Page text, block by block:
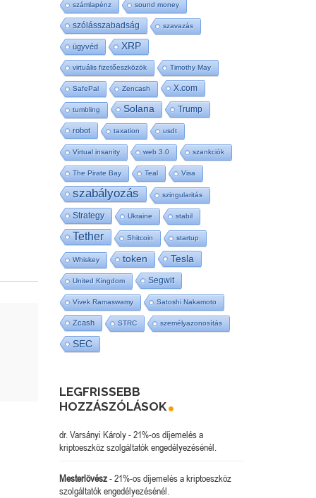
számlapénz sound money
szólásszabadság szavazás
ügyvéd XRP
virtuális fizetőeszközök Timothy May
SafePal Zencash X.com
tumbling Solana Trump
robot taxation usdt
Virtual insanity web 3.0 szankciók
The Pirate Bay Teal Visa
szabályozás szingularitás
Strategy Ukraine stabil
Tether Shitcoin startup
Whiskey token Tesla
United Kingdom Segwit
Vivek Ramaswamy Satoshi Nakamoto
Zcash STRC személyazonosítás
SEC
LEGFRISSEBB
HOZZÁSZÓLÁSOK
dr. Varsányi Károly-21%-os díjemelés a
kriptoeszköz szolgáltatók engedélyezésénél.
Mesterlövész-21%-os díjemelés a kriptoeszköz
szolgáltatók engedélyezésénél.